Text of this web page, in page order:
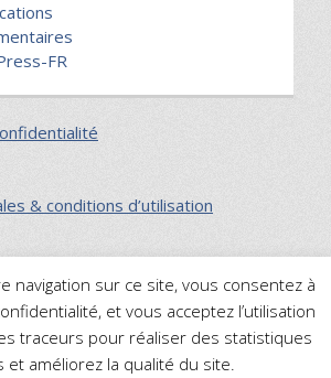
FR
& conditions d’utilisation
navigation sur ce site, vous consentez à
et vous acceptez l’utilisation
traceurs pour réaliser des statistiques
et améliorez la qualité du site.